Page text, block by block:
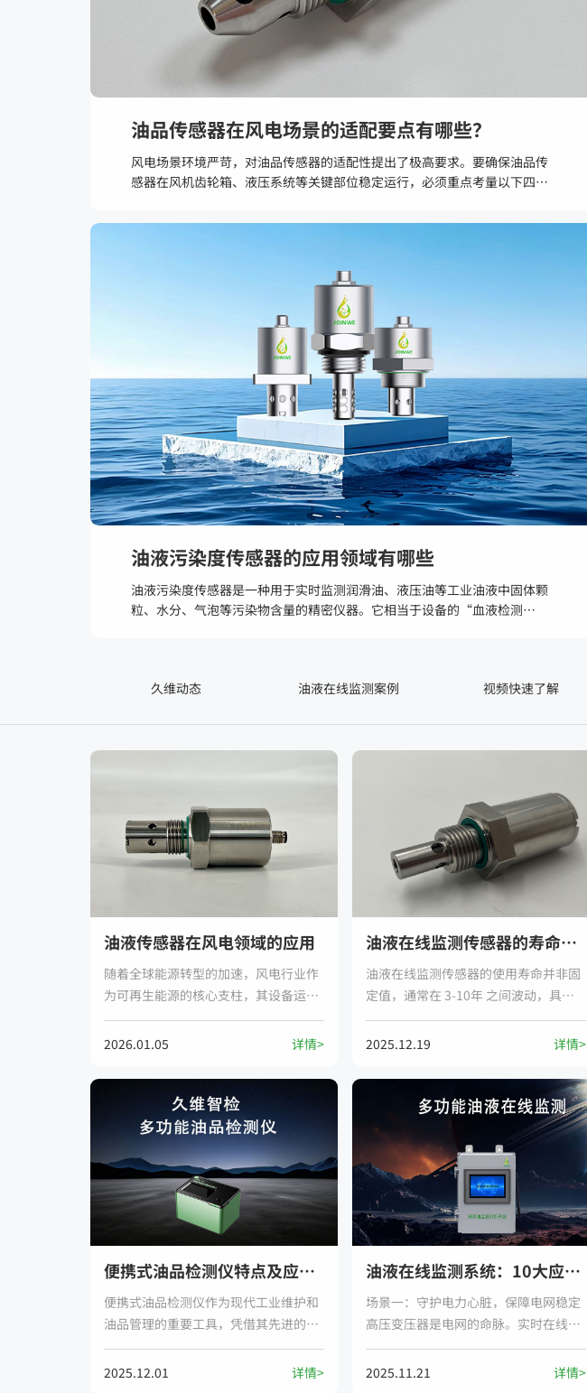
油品传感器在风电场景的适配要点有哪些？
风电场景环境严苛，对油品传感器的适配性提出了极高要求。要确保油品传
感器在风机齿轮箱、液压系统等关键部位稳定运行，必须重点考量以下四个
湿度的地区。 宽温域工作：传感器必须能在-40℃至+85℃甚至更宽的范围内
油液污染度传感器的应用领域有哪些
油液污染度传感器是一种用于实时监测润滑油、液压油等工业油液中固体颗
粒、水分、气泡等污染物含量的精密仪器。它相当于设备的“血液检测
久维动态 油液在线监测案例 视频快速了解
油液传感器在风电领域的应用
随着全球能源转型的加速，风电行业作
为可再生能源的核心支柱，其设备运维
效率与可靠性备受关注。风电机组长期
处于复杂工况（如高风速、极端温度、
部件的润滑状态直接影响设备寿命与发
电效率。在此背景下，油液传感器​凭借
其实时监测、智能预警和数据驱动的维
护模式，成为风电运维领域的技术突破
点。
2026.01.05 详情>
油液在线监测传感器的寿命一般是多久？
油液在线监测传感器的使用寿命并非固
定值，通常在 3-10年 之间波动，具体
取决于油液传感器类型、使用环境和维
护水平。这种差异主要源于技术原理和
器因无机械损耗更耐用，而接触式电化
学传感器则受电解液消耗限制寿命较
短。
2025.12.19 详情>
便携式油品检测仪特点及应用分析
便携式油品检测仪作为现代工业维护和
油品管理的重要工具，凭借其先进的技
术特性和便捷的操作方式，在多个领域
发挥着关键作用。以下是其主要特点的
2025.12.01 详情>
油液在线监测系统：10大应用场景，为工业设备注入智慧“血液”
场景一：守护电力心脏，保障电网稳定
高压变压器是电网的命脉。实时在线监
测变压器油中的溶解气体、微水含量及
颗粒污染，精准预警绝缘劣化、局部放
2025.11.21 详情>